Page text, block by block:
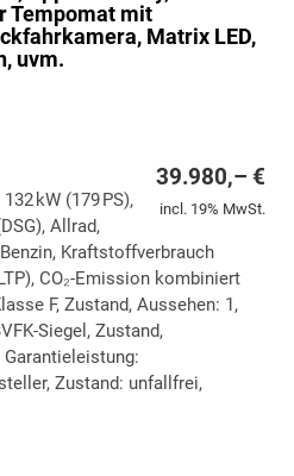
Tempomat mit
Matrix LED,
uvm.
39.980,– €
incl. 19% MwSt.
kW (179 PS),
Allrad,
Kraftstoffverbrauch
CO₂-Emission kombiniert
F, Zustand, Aussehen: 1,
Siegel, Zustand,
Zustand: unfallfrei,
drucken